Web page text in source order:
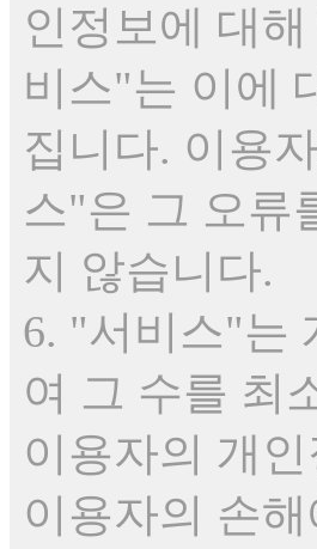
인정보에 대
비스"는 이에
집니다. 이용
스"은 그 오류
지 않습니다.
6. "서비스"는
여 그 수를 최
이용자의 개
이용자의 손